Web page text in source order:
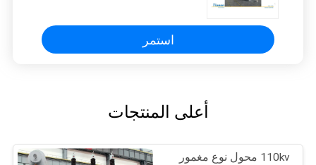
استمر
أعلى المنتجات
110kv محول نوع مغمور